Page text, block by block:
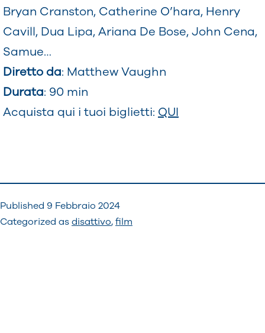
Bryan Cranston, Catherine O’hara, Henry
Cavill, Dua Lipa, Ariana De Bose, John Cena,
Samue…
Diretto da: Matthew Vaughn
Durata: 90 min
Acquista qui i tuoi biglietti: QUI
Published 9 Febbraio 2024
Categorized asdisattivo,film